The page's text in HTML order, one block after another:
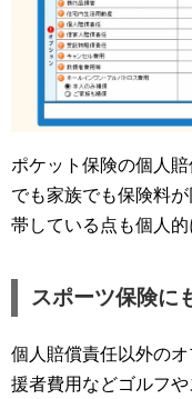
ポケット保険の個人
でも家族でも保険料
帯している点も個人的
スポーツ保険に
個人賠償責任以外の
援者費用などゴルフ